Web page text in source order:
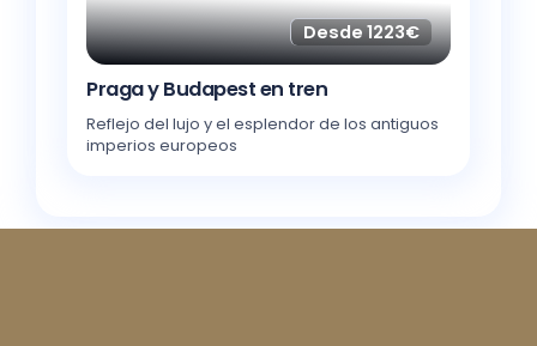
Desde 1223€
Praga y Budapest en tren
Reflejo del lujo y el esplendor de los antiguos
imperios europeos